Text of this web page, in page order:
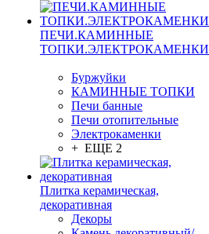
ПЕЧИ.КАМИННЫЕ
ТОПКИ.ЭЛЕКТРОКАМЕНКИ
Буржуйки
КАМИННЫЕ ТОПКИ
Печи банные
Печи отопительные
Электрокаменки
+ ЕЩЕ 2
Плитка керамическая,
декоративная
Декоры